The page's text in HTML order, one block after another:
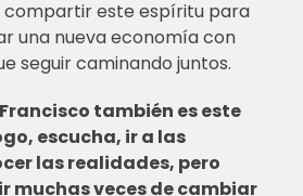
compartir este espíritu para
una nueva economía con
seguir caminando juntos.
también es este
escucha, ir a las
las realidades, pero
muchas veces de cambiar